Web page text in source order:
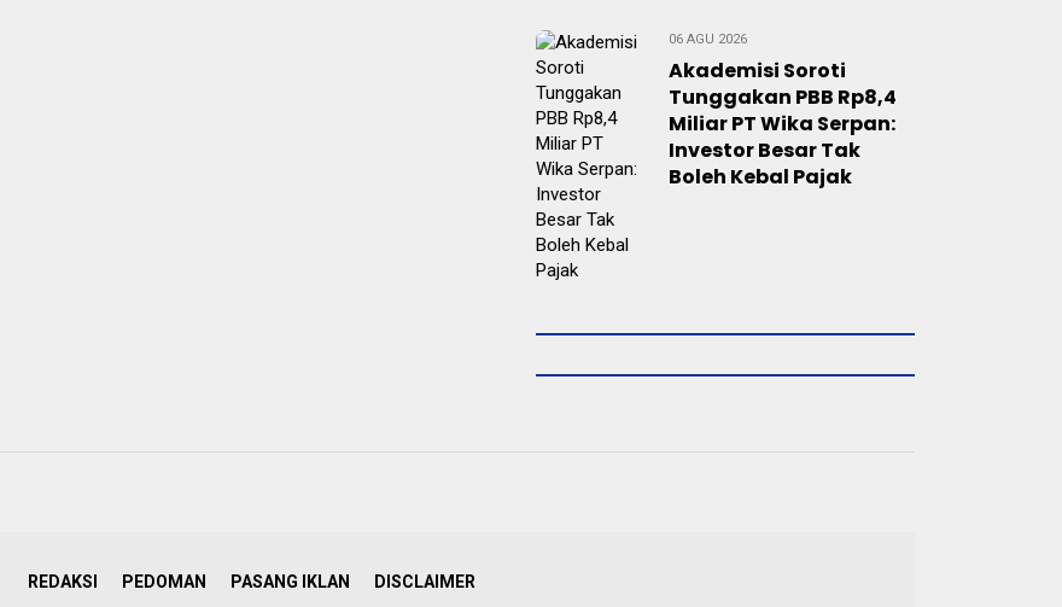
06 AGU 2026
Akademisi Soroti
Tunggakan PBB Rp8,4
Miliar PT Wika Serpan:
Investor Besar Tak
Boleh Kebal Pajak
REDAKSI PEDOMAN PASANG IKLAN DISCLAIMER